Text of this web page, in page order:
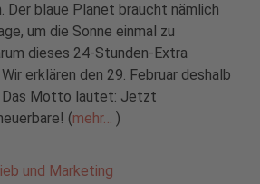
Der blaue Planet braucht nämlich
um die Sonne einmal zu
dieses 24-Stunden-Extra
erklären den 29. Februar deshalb
Das Motto lautet: Jetzt
(mehr… )
und Marketing